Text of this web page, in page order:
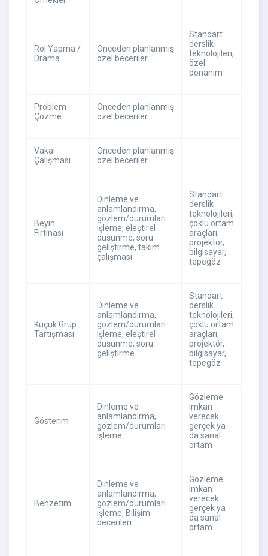
Rol Yapma /
Drama
Önceden planlanmış
özel beceriler
Standart
derslik
teknolojileri,
özel
donanım
Problem
Çözme
Önceden planlanmış
özel beceriler
Vaka
Çalışması
Önceden planlanmış
özel beceriler
Beyin
Fırtınası
Dinleme ve
anlamlandırma,
gözlem/durumları
işleme, eleştirel
düşünme, soru
geliştirme, takım
çalışması
Standart
derslik
teknolojileri,
çoklu ortam
araçları,
projektör,
bilgisayar,
tepegöz
Küçük Grup
Tartışması
Dinleme ve
anlamlandırma,
gözlem/durumları
işleme, eleştirel
düşünme, soru
geliştirme
Standart
derslik
teknolojileri,
çoklu ortam
araçları,
projektör,
bilgisayar,
tepegöz
Gösterim
Dinleme ve
anlamlandırma,
gözlem/durumları
işleme
Gözleme
imkan
verecek
gerçek ya
da sanal
ortam
Benzetim
Dinleme ve
anlamlandırma,
gözlem/durumları
işleme, Bilişim
becerileri
Gözleme
imkan
verecek
gerçek ya
da sanal
ortam